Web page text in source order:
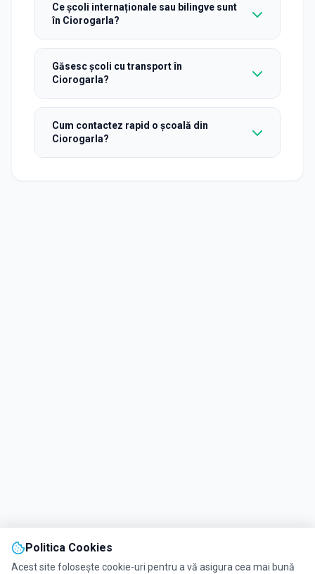
Ce școli internaționale sau bilingve sunt
în Ciorogarla?
Găsesc școli cu transport în
Ciorogarla?
Cum contactez rapid o școală din
Ciorogarla?
Politica Cookies
Acest site folosește cookie-uri pentru a vă asigura cea mai bună